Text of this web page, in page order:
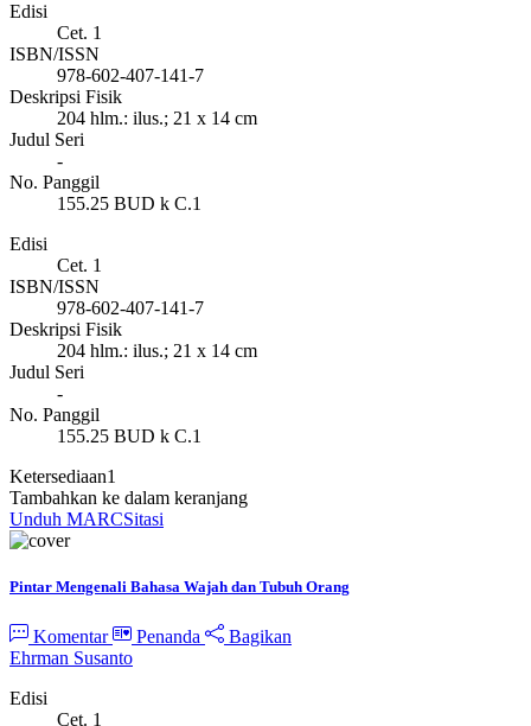
Edisi
Cet. 1
ISBN/ISSN
978-602-407-141-7
Deskripsi Fisik
204 hlm.: ilus.; 21 x 14 cm
Judul Seri
-
No. Panggil
155.25 BUD k C.1
Edisi
Cet. 1
ISBN/ISSN
978-602-407-141-7
Deskripsi Fisik
204 hlm.: ilus.; 21 x 14 cm
Judul Seri
-
No. Panggil
155.25 BUD k C.1
Ketersediaan1
Tambahkan ke dalam keranjang
Unduh MARCSitasi
Pintar Mengenali Bahasa Wajah dan Tubuh Orang
Komentar Penanda
Bagikan
Ehrman Susanto
Edisi
Cet. 1